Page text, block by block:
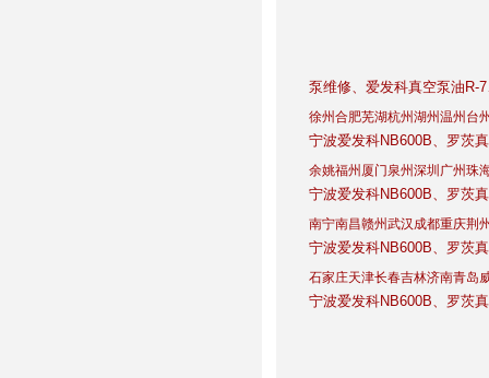
泵维修、爱发科真空泵油R-
徐州合肥芜湖杭州湖州温州台
宁波爱发科NB600B、罗茨
余姚福州厦门泉州深圳广州珠
宁波爱发科NB600B、罗茨
南宁南昌赣州武汉成都重庆荆
宁波爱发科NB600B、罗茨
石家庄天津长春吉林济南青岛
宁波爱发科NB600B、罗茨